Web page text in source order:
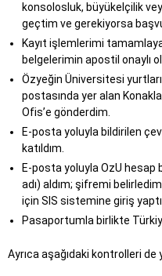
konsolosluk, büyükelçilik
geçtim ve gerekiyorsa
Kayıt işlemlerimi
belgelerimin apostil onaylı
Özyeğin Üniversitesi
postasında yer alan
Ofis’e gönderdim.
E-posta yoluyla bildirilen
katıldım.
E-posta yoluyla OzU hesap
adı) aldım; şifremi
için SIS sistemine giriş
Pasaportumla birlikte
Ayrıca aşağıdaki kontrolleri de